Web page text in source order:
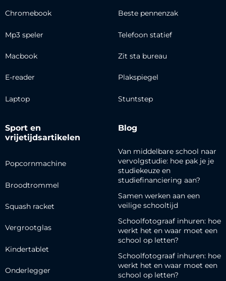
Chromebook
Mp3 speler
Macbook
E-reader
Laptop
Beste pennenzak
Telefoon statief
Zit sta bureau
Plakspiegel
Stuntstep
Sport en
vrijetijdsartikelen
Popcornmachine
Broodtrommel
Squash racket
Vergrootglas
Kindertablet
Onderlegger
Blog
Van middelbare school naar
vervolgstudie: hoe pak je je
studiekeuze en
studiefinanciering aan?
Samen werken aan een
veilige schooltijd
Schoolfotograaf inhuren: hoe
werkt het en waar moet een
school op letten?
Schoolfotograaf inhuren: hoe
werkt het en waar moet een
school op letten?